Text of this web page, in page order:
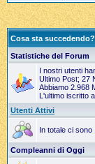
Cosa sta succedendo?
Statistiche del Forum
I nostri utenti
Ultimo Post; 27
Abbiamo 2.968
L'ultimo iscritto
Utenti Attivi
In totale ci sono
Compleanni di Oggi